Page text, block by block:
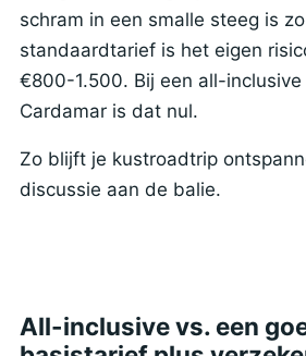
schram in een smalle steeg is
standaardtarief is het eigen
€800-1.500. Bij een all-
Cardamar is dat nul.
Zo blijft je kustroadtrip
discussie aan de balie.
All-inclusive vs. een